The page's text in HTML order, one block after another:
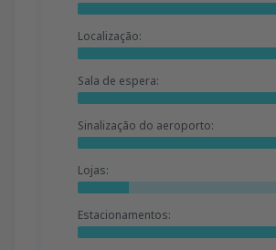
Localização:
Sala de espera:
Sinalização do aeroporto:
Lojas:
Estacionamentos: